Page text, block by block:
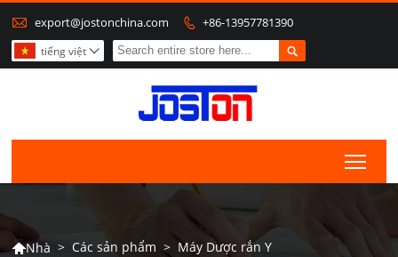
 export@jostonchina.com  +86-13957781390

tiếng việt 
Nhà > Các sản phẩm > Máy Dược rắn Y